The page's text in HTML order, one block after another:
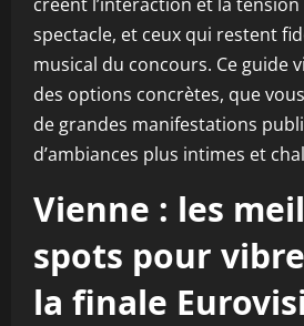
spectacle, et ceux qui restent
musical du concours. Ce guide
des options concrètes, que
de grandes manifestations
d’ambiances plus intimes et
Vienne : les
spots pour
la finale